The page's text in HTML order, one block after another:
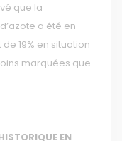
que la
a été en
19% en situation
marquées que
EN